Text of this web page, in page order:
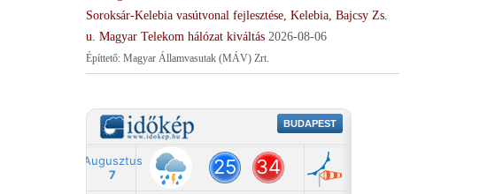
Soroksár-Kelebia vasútvonal fejlesztése, Kelebia, Bajcsy Zs.
u. Magyar Telekom hálózat kiváltás 2026-08-06
Építtető: Magyar Államvasutak (MÁV) Zrt.